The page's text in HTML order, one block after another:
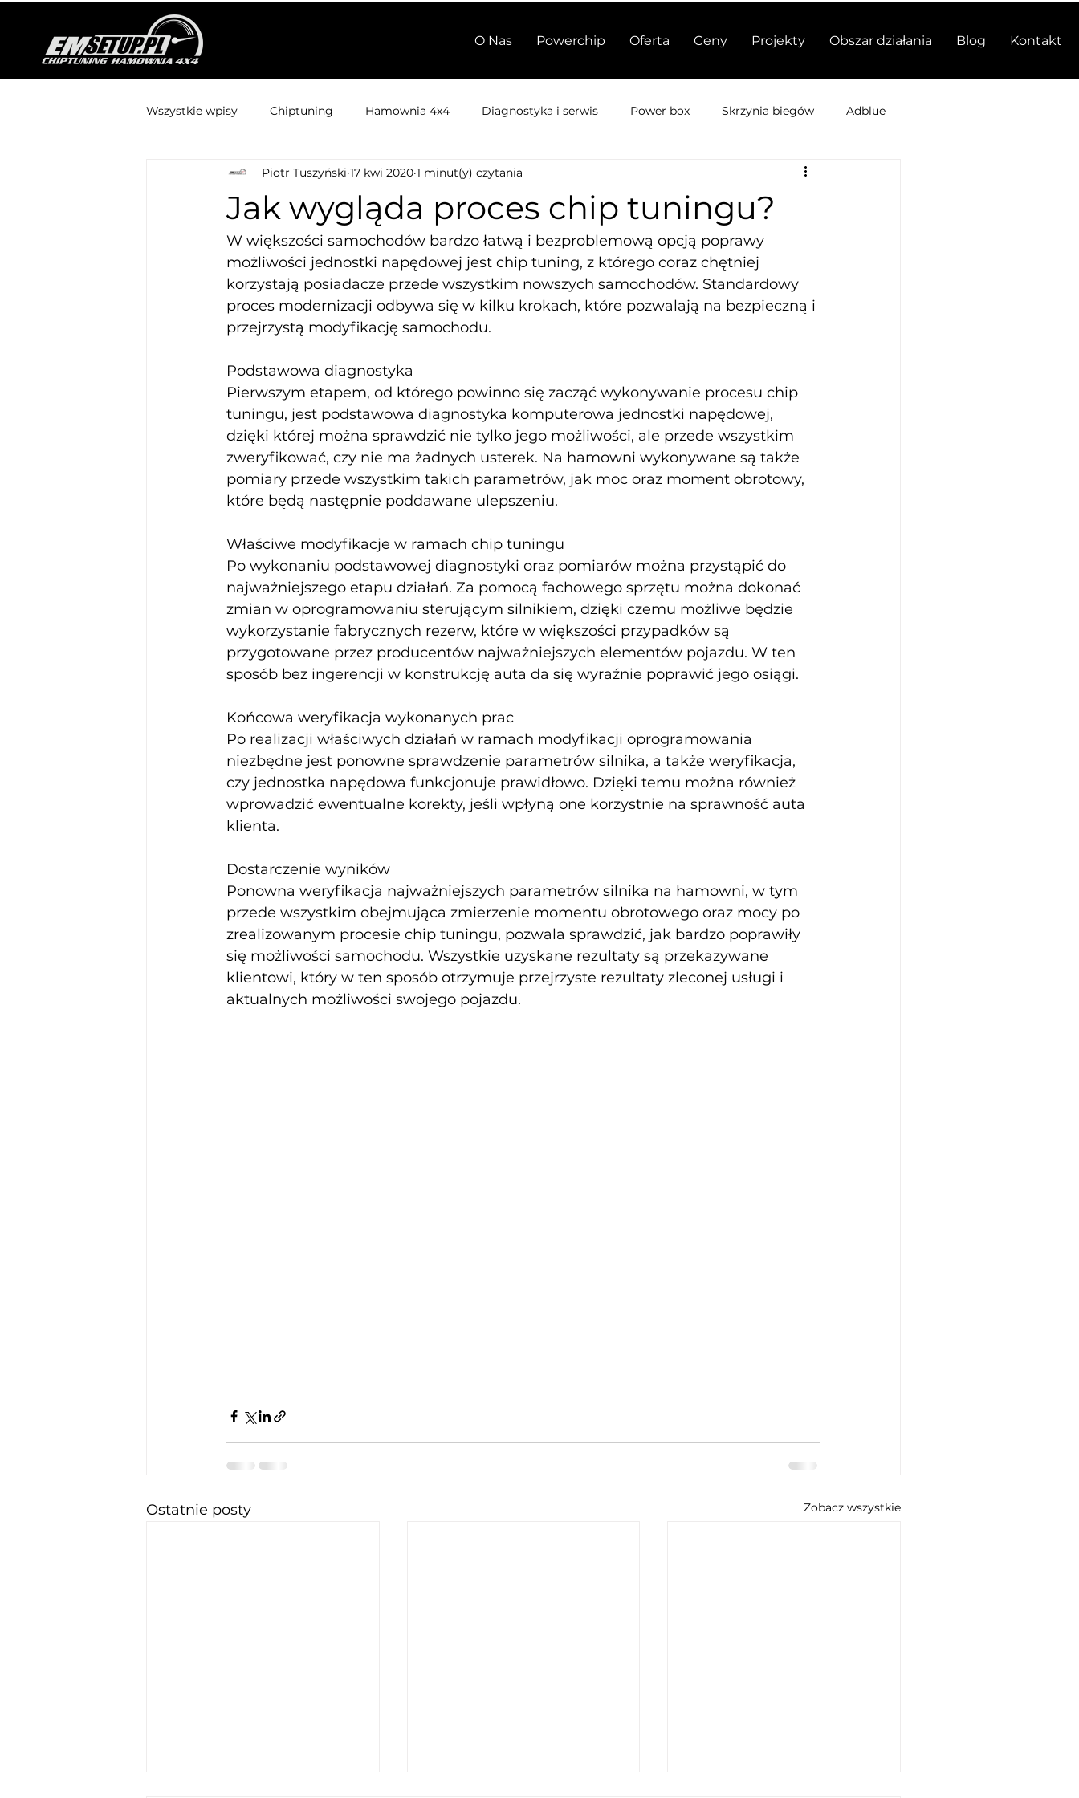
O Nas Powerchip Oferta Ceny Projekty Obszar działania Blog Kontakt
Wszystkie wpisy Chiptuning Hamownia 4x4 Diagnostyka i serwis Power box Skrzynia biegów Adblue
Jak wygląda proces chip tuningu?
Piotr Tuszyński 17 kwi 2020 1 minut(y) czytania
W większości samochodów bardzo łatwą i bezproblemową opcją poprawy
możliwości jednostki napędowej jest chip tuning, z którego coraz chętniej
korzystają posiadacze przede wszystkim nowszych samochodów. Standardowy
proces modernizacji odbywa się w kilku krokach, które pozwalają na bezpieczną i
przejrzystą modyfikację samochodu.
Podstawowa diagnostyka
Pierwszym etapem, od którego powinno się zacząć wykonywanie procesu chip
tuningu, jest podstawowa diagnostyka komputerowa jednostki napędowej,
dzięki której można sprawdzić nie tylko jego możliwości, ale przede wszystkim
zweryfikować, czy nie ma żadnych usterek. Na hamowni wykonywane są także
pomiary przede wszystkim takich parametrów, jak moc oraz moment obrotowy,
które będą następnie poddawane ulepszeniu.
Właściwe modyfikacje w ramach chip tuningu
Po wykonaniu podstawowej diagnostyki oraz pomiarów można przystąpić do
najważniejszego etapu działań. Za pomocą fachowego sprzętu można dokonać
zmian w oprogramowaniu sterującym silnikiem, dzięki czemu możliwe będzie
wykorzystanie fabrycznych rezerw, które w większości przypadków są
przygotowane przez producentów najważniejszych elementów pojazdu. W ten
sposób bez ingerencji w konstrukcję auta da się wyraźnie poprawić jego osiągi.
Końcowa weryfikacja wykonanych prac
Po realizacji właściwych działań w ramach modyfikacji oprogramowania
niezbędne jest ponowne sprawdzenie parametrów silnika, a także weryfikacja,
czy jednostka napędowa funkcjonuje prawidłowo. Dzięki temu można również
wprowadzić ewentualne korekty, jeśli wpłyną one korzystnie na sprawność auta
klienta.
Dostarczenie wyników
Ponowna weryfikacja najważniejszych parametrów silnika na hamowni, w tym
przede wszystkim obejmująca zmierzenie momentu obrotowego oraz mocy po
zrealizowanym procesie chip tuningu, pozwala sprawdzić, jak bardzo poprawiły
się możliwości samochodu. Wszystkie uzyskane rezultaty są przekazywane
klientowi, który w ten sposób otrzymuje przejrzyste rezultaty zleconej usługi i
aktualnych możliwości swojego pojazdu.
Ostatnie posty Zobacz wszystkie